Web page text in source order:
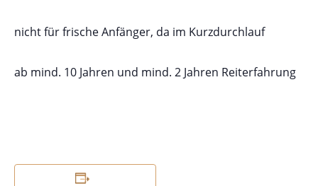
nicht für frische Anfänger, da im Kurzdurchlauf
ab mind. 10 Jahren und mind. 2 Jahren Reiterfahrung